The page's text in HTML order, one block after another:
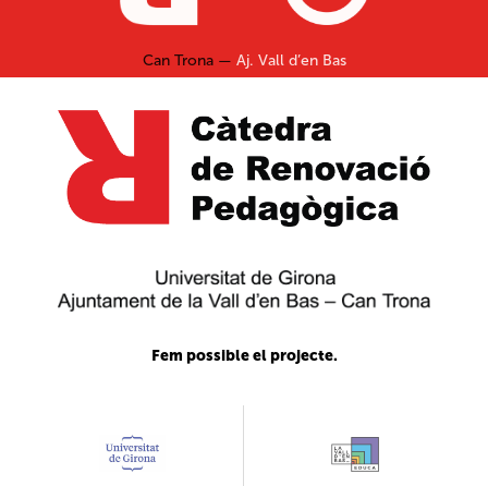
Can Trona — Aj. Vall d’en Bas
Fem possible el projecte.